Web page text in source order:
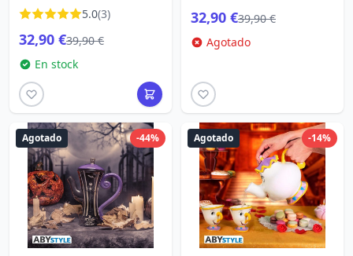
5.0(3)
32,90 €39,90 €
En stock
32,90 €39,90 €
Agotado
-44%
Agotado -14%
Agotado